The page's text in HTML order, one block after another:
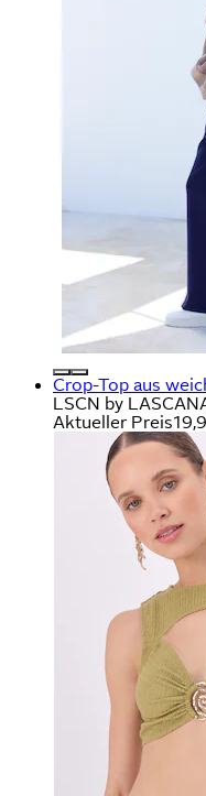
Crop-Top aus
LSCN by
Aktueller Preis